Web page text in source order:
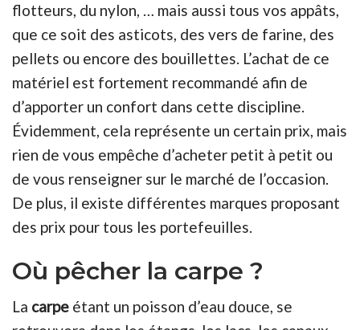
flotteurs, du nylon, … mais aussi tous vos appâts,
que ce soit des asticots, des vers de farine, des
pellets ou encore des bouillettes. L’achat de ce
matériel est fortement recommandé afin de
d’apporter un confort dans cette discipline.
Évidemment, cela représente un certain prix, mais
rien de vous empêche d’acheter petit à petit ou
de vous renseigner sur le marché de l’occasion.
De plus, il existe différentes marques proposant
des prix pour tous les portefeuilles.
Où pêcher la carpe ?
La carpe étant un poisson d’eau douce, se